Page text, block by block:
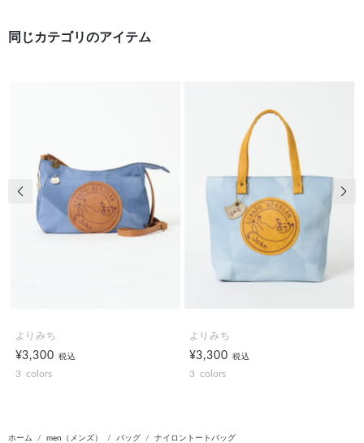
同じカテゴリのアイテム
よりみち
¥3,300税込
3 colors
よりみち
¥3,300税込
3 colors
前の画像
ホーム men（メンズ） バッグ ナイロントートバッグ